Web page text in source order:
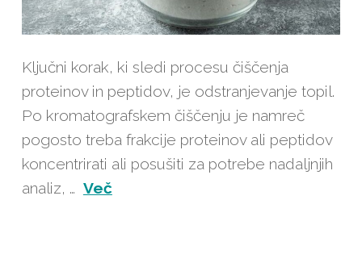
Ključni korak, ki sledi procesu čiščenja
proteinov in peptidov, je odstranjevanje topil.
Po kromatografskem čiščenju je namreč
pogosto treba frakcije proteinov ali peptidov
koncentrirati ali posušiti za potrebe nadaljnjih
analiz, … Več